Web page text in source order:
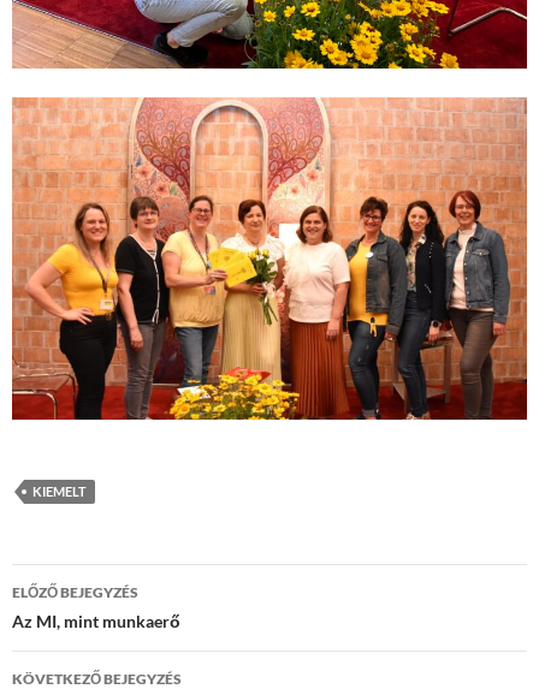
KIEMELT
Bejegyzések
navigációja
ELŐZŐ BEJEGYZÉS
Az MI, mint munkaerő
KÖVETKEZŐ BEJEGYZÉS